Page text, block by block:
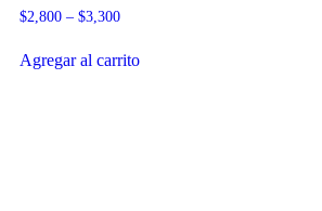
$2,800 – $3,300
Agregar al carrito